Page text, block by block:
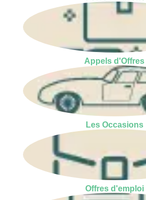
Appels d'Offres
Les Occasions
Offres d'emploi